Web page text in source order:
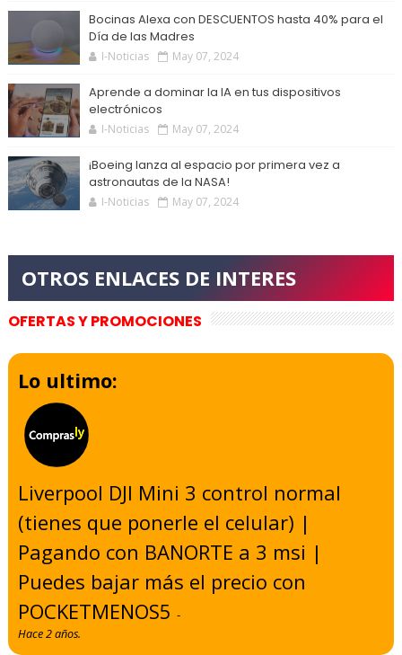
Bocinas Alexa con DESCUENTOS hasta 40% para el
Día de las Madres
I-Noticias May 07, 2024
Aprende a dominar la IA en tus dispositivos
electrónicos
I-Noticias May 07, 2024
¡Boeing lanza al espacio por primera vez a
astronautas de la NASA!
I-Noticias May 07, 2024
OFERTAS Y PROMOCIONES
Lo ultimo:
Liverpool DJI Mini 3 control normal
(tienes que ponerle el celular) |
Pagando con BANORTE a 3 msi |
Puedes bajar más el precio con
POCKETMENOS5-
Hace 2 años.